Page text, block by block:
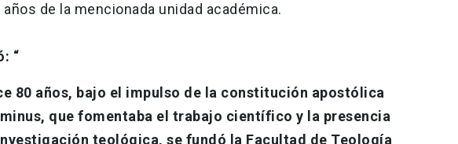
de la mencionada unidad académica.
“
80 años, bajo el impulso de la constitución apostólica
que fomentaba el trabajo científico y la presencia
teológica, se fundó la Facultad de Teología